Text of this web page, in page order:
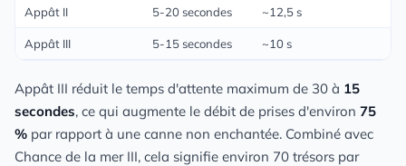
Appât II 5-20 secondes ~12,5 s
Appât III 5-15 secondes ~10 s
Appât III réduit le temps d'attente maximum de 30 à 15
secondes, ce qui augmente le débit de prises d'environ 75
% par rapport à une canne non enchantée. Combiné avec
Chance de la mer III, cela signifie environ 70 trésors par